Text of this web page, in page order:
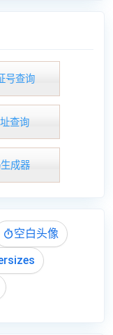
号查询
查询
成器
空白头像